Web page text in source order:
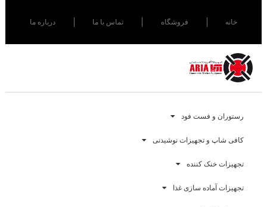
خانه فروشگاه تماس با ما درباره ما
رستوران و فست فود
کافی شاپ و تجهیزات نوشیدنی
تجهیزات خنک کننده
تجهیزات آماده سازی غذا